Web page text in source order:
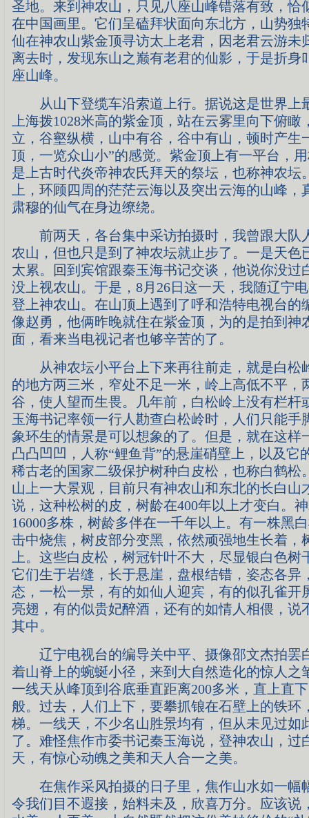
圣地。来到神农山，只见八座山峰错落有致，恰
在中国画里。它们呈磕拜状面向东北方，山势独
仙在神农山紫金顶寻访太上老君，因老君云游未
离去时，发现东山之巅有老君的仙影，于是折身
座山峰。
从山下登缆车沿索道上行。据说这是世界上
上海拨1028米高的紫金顶，站在云雾里向下俯瞰
立，谷壑纵横，山中有谷，谷中有山，顿时产生
顶，一览众山小”的感觉。紫金顶上有一平台，
是上古时代炎帝神农氏拜天的祭坛，也称神农坛
上，环顾四周的茫茫云海以及突出云海的山峰，
肃穆的仙气在身边缭绕。
前两天，各台集中采访拍摄时，我曾跟大队
农山，但也只是到了神农坛就止步了。一是天色
太累。回到宾馆跟秦玉海书记交谈，他说你没过
没上视农山。于是，8月26日这一天，我随辽宁
登上神农山。在山顶上遇到了呼和浩特电视台的
像赵勇，他俩昨晚就住在紫金顶，为的是拍到神
面，看来当电视记者也够辛苦的了。
从神农坛小平台上下来再往前走，就是白松
的地方两三米，窄处不足一米，岭上高低不平，
谷，使人望而生畏。几年前，白松岭上没有栏杆
玉海书记率领一行人勘查白松岭时，人们只能手
象环生的情景是可以想象的了。但是，就在这样
凸凸凹凹，人称“鲤鱼背”的悬崖硝壁上，以及它
稀古老的国家二级保护树种白皮松，也称白鹤松
山上一大景观，目前只有神农山和东北的长白山
说，这种松树的皮，树龄在400年以上才变白。
16000多株，树龄多伴在一千年以上。有一株黑
击中烧焦，树皮部分变黑，依然顽强地生长着，
上。这些白皮松，树冠针叶不大，尽显银白色树
它们生于岩缝，长于悬崖，盘根结错，姿态各异
态，一松一景，有的如仙人迎宾，有的似孔雀开
亮翅，有的似贵妃醉酒，还有的如情人相偎，说
其中。
辽宁电视台的编导关中平、摄像邵文杰拍罢
着山脊上的蜿蜒小径，来到大自然造化的惊人
一线天从峰顶到谷底垂直距离200多米，直上直
般。过去，人们上下，要攀抓锒在石壁上的铁环
梯。一线天，不少名山胜景均有，但从未见过如
了。难怪焦作市委书记秦玉海说，登神农山，过
天，有惊心动魄之美和天人合一之美。
在焦作采风拍摄的日子里，焦作山水如一幅
令我们目不遐接，始料未及，欣喜万分。应该说